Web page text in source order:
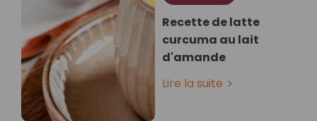
Recette de latte
curcuma au lait
d'amande⁣
Lire la suite